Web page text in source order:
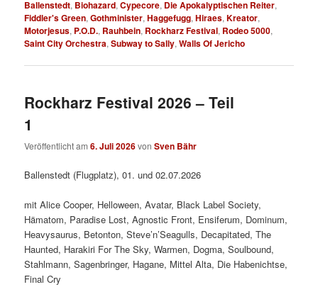
Ballenstedt, Biohazard,Cypecore, Die Apokalyptischen Reiter,
Fiddler's Green,Gothminister,Haggefugg,Hiraes,Kreator,
Motorjesus, P.O.D., Rauhbein, Rockharz Festival, Rodeo 5000,
Saint City Orchestra,Subway to Sally,Walls Of Jericho
Rockharz Festival 2026 – Teil
1
Veröffentlicht am6. Juli 2026vonSven Bähr
Ballenstedt (Flugplatz), 01. und 02.07.2026
mit Alice Cooper, Helloween, Avatar, Black Label Society,
Hämatom, Paradise Lost, Agnostic Front, Ensiferum, Dominum,
Heavysaurus, Betonton, Steve’n’Seagulls, Decapitated, The
Haunted, Harakiri For The Sky, Warmen, Dogma, Soulbound,
Stahlmann, Sagenbringer, Hagane, Mittel Alta, Die Habenichtse,
Final Cry